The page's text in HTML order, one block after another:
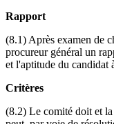
Rapport
(8.1) Après examen de
procureur général un
et l'aptitude du candidat
Critères
(8.2) Le comité doit et